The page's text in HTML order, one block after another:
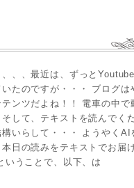
、、最近は、ずっと
いたのですが・・・ ブログは
ンツだよね！！ 電車の中で
して、テキストを読んでく
いらして・・・ ようやくAI
日の読みをテキストでお届
いうことで、以下、は